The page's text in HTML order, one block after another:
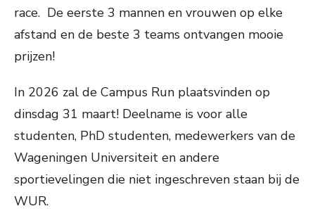
race. De eerste 3 mannen en vrouwen op elke
afstand en de beste 3 teams ontvangen mooie
prijzen!
In 2026 zal de Campus Run plaatsvinden op
dinsdag 31 maart! Deelname is voor alle
studenten, PhD studenten, medewerkers van de
Wageningen Universiteit en andere
sportievelingen die niet ingeschreven staan bij de
WUR.